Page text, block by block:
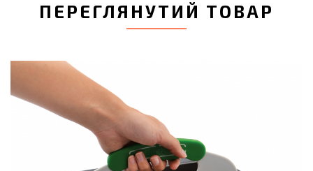
ПЕРЕГЛЯНУТИЙ ТОВАР